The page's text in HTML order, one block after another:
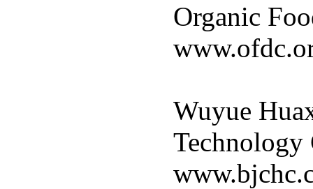
Organic
Wuyue
Technology